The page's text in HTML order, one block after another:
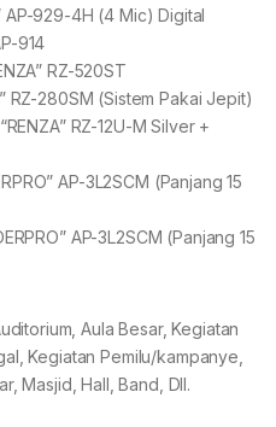
AP-929-4H (4 Mic) Digital
914
RZ-520ST
RZ-280SM (Sistem Pakai Jepit)
RZ-12U-M Silver +
AP-3L2SCM (Panjang 15
AP-3L2SCM (Panjang 15
Aula Besar, Kegiatan
Kegiatan Pemilu/kampanye,
Masjid, Hall, Band, Dll.